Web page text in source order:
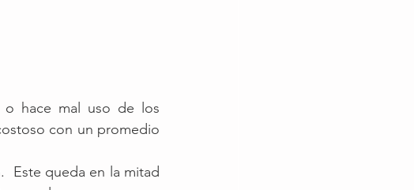
o hace mal uso de los
con un promedio
Este queda en la mitad